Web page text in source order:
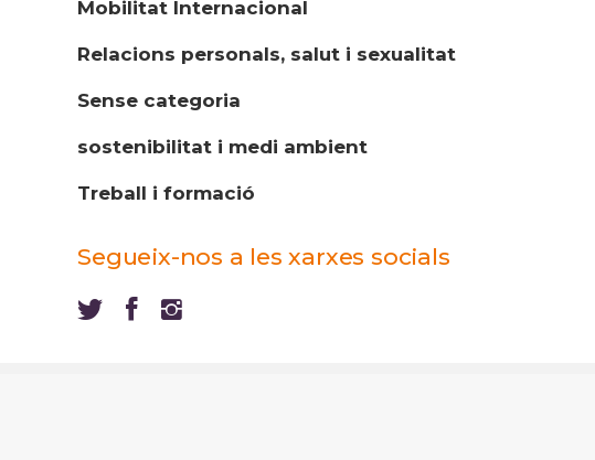
Mobilitat Internacional
Relacions personals, salut i sexualitat
Sense categoria
sostenibilitat i medi ambient
Treball i formació
Segueix-nos a les xarxes socials